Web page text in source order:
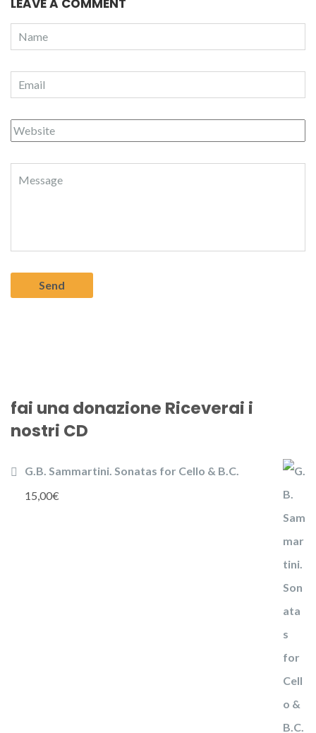
LEAVE A COMMENT
fai una donazione Riceverai i
nostri CD
G.B. Sammartini. Sonatas for Cello & B.C.
15,00€